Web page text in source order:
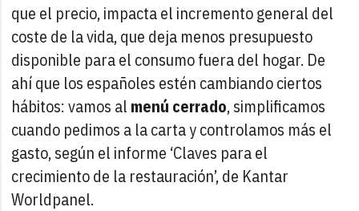
que el precio, impacta el incremento general del
coste de la vida, que deja menos presupuesto
disponible para el consumo fuera del hogar. De
ahí que los españoles estén cambiando ciertos
hábitos: vamos al menú cerrado, simplificamos
cuando pedimos a la carta y controlamos más el
gasto, según el informe ‘Claves para el
crecimiento de la restauración’, de Kantar
Worldpanel.